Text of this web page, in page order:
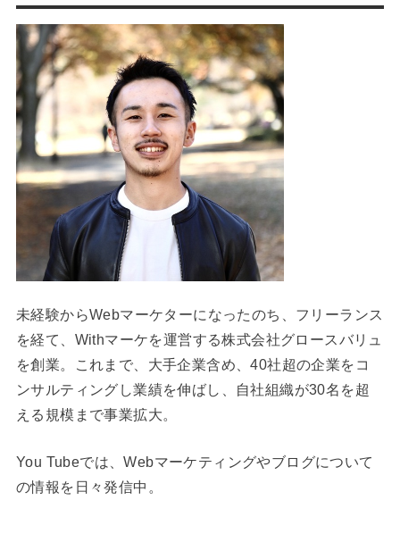
未経験からWebマーケターになったのち、フリーランス
を経て、Withマーケを運営する株式会社グロースバリュ
を創業。これまで、大手企業含め、40社超の企業をコ
ンサルティングし業績を伸ばし、自社組織が30名を超
える規模まで事業拡大。
You Tubeでは、Webマーケティングやブログについて
の情報を日々発信中。